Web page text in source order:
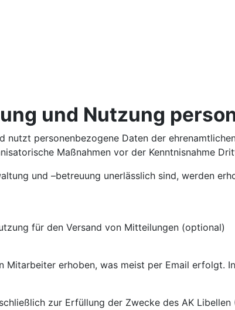
und Nutzung
nutzt personenbezogene Daten der
Maßnahmen vor der Kenntnisnahme
und –betreuung unerlässlich sind, werden
für den Versand von Mitteilungen (optional)
Mitarbeiter erhoben, was meist per Email erfolgt.
zur Erfüllung der Zwecke des AK